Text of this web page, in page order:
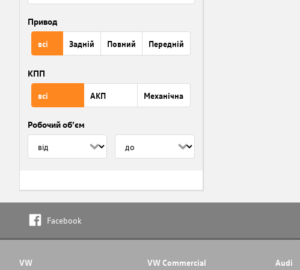
Привод
всі Задній Повний Передній
КПП
всі АКП Механічна
Робочий об’єм
Facebook
VW VW Commercial Audi